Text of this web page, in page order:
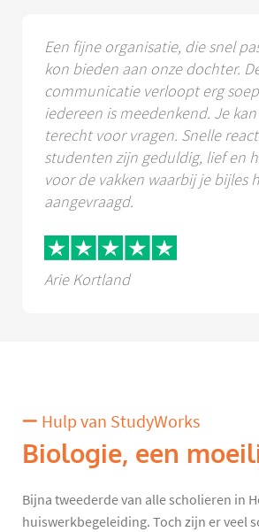
Een fijne organisatie, die snel
kon bieden aan onze dochter.
communicatie verloopt erg
iedereen is meedenkend. Je
terecht voor vragen. Snelle
studenten zijn geduldig, lief en
voor de vakken waarbij je bijles
aangevraagd.
Arie Kortland
Hulp van StudyWorks
Biologie, een
Bijna tweederde van alle scholieren in
huiswerkbegeleiding. Toch zijn er veel